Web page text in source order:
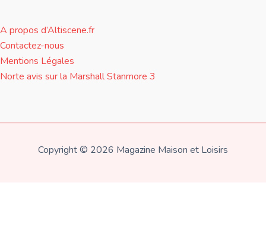
A propos d’Altiscene.fr
Contactez-nous
Mentions Légales
Norte avis sur la Marshall Stanmore 3
Copyright © 2026 Magazine Maison et Loisirs